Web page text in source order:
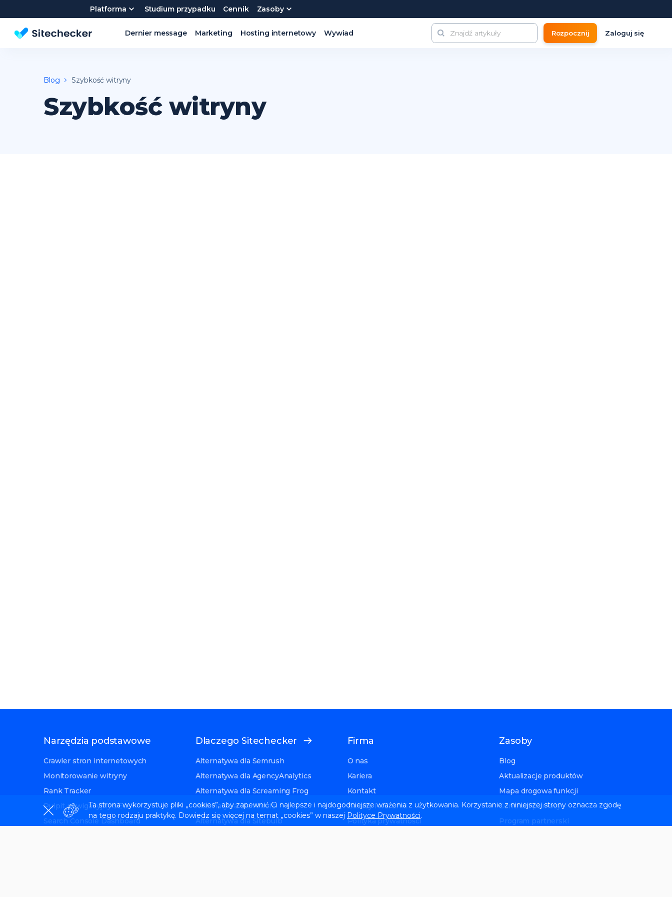
Darmowy SEO Checker na stronie | SEO audit
Platforma Studium przypadku Cennik Zasoby
Dernier message Marketing Hosting internetowy Wywiad Rozpocznij Zaloguj się
Blog Szybkość witryny
Szybkość witryny
Narzędzia podstawowe
Crawler stron internetowych
Monitorowanie witryny
Rank Tracker
Pulpit nawigacyjny SEO
Search Console Dashboard
Dlaczego Sitechecker
Alternatywa dla Semrush
Alternatywa dla AgencyAnalytics
Alternatywa dla Screaming Frog
Alternatywa dla Ahrefs
Alternatywa dla Sitebulb
Firma
O nas
Kariera
Kontakt
Zasady i warunki
Polityka prywatności
Zasoby
Blog
Aktualizacje produktów
Mapa drogowa funkcji
Centrum pomocy
Program partnerski
Ta strona wykorzystuje pliki „cookies”, aby zapewnić Ci najlepsze i najdogodniejsze wrażenia z użytkowania. Korzystanie z niniejszej strony oznacza zgodę
na tego rodzaju praktykę. Dowiedz się więcej na temat „cookies” w naszej Polityce Prywatności.